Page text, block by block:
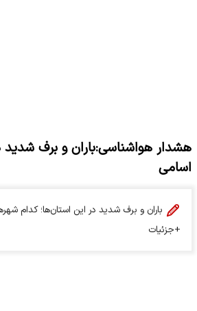
هشدار هواشناسی:باران و برف شدید
اسامی
باران و برف شدید در این استان‌ها؛ کدام
+جزئیات